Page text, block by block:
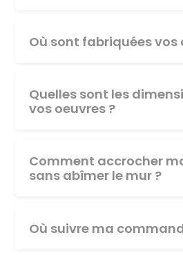
Où sont fabriquées vos
Quelles sont les
vos oeuvres ?
Comment accrocher
sans abîmer le mur ?
Où suivre ma